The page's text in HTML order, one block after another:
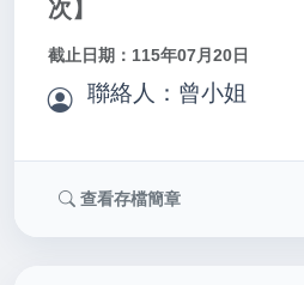
次】
截止日期：115年07月20日
聯絡人：曾小姐
查看存檔簡章